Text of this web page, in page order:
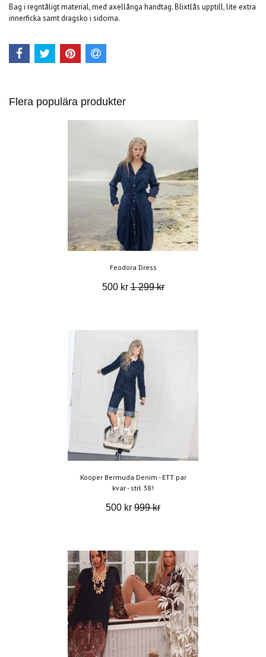
Bag i regntåligt material, med axellånga handtag. Blixtlås upptill, lite extra
innerficka samt dragsko i sidorna.
Flera populära produkter
Feodora Dress
500 kr1 299 kr
Kooper Bermuda Denim - ETT par
kvar - strl 38!
500 kr 999 kr